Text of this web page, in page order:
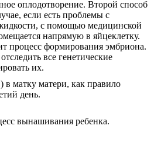
оплодотворение. Второй способ
если есть проблемы с
с помощью медицинской
напрямую в яйцеклетку.
процесс формирования эмбриона.
все генетические
их.
в матку матери, как правило
день.
вынашивания ребенка.